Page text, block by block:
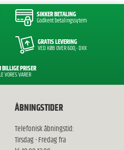
SIKKER BETALING
Godkent betalingssytem
GRATIS LEVERING
VED KØB OVER 600,- DKK
BILLIGE PRISER
VORES VARER
ÅBNINGSTIDER
Telefonisk åbningstid:
Tirsdag - Fredag fra